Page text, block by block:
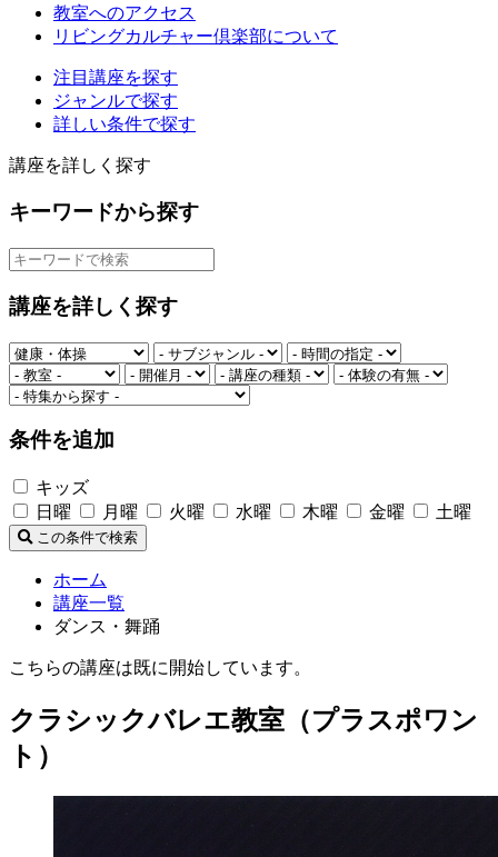
教室へのアクセス
リビングカルチャー倶楽部について
注目講座を探す
ジャンルで探す
詳しい条件で探す
講座を詳しく探す
キーワードから探す
講座を詳しく探す
条件を追加
キッズ
日曜
月曜 火曜 水曜 木曜 金曜 土曜
この条件で検索
ホーム
講座一覧
ダンス・舞踊
こちらの講座は既に開始しています。
クラシックバレエ教室（プラスポワン
ト）